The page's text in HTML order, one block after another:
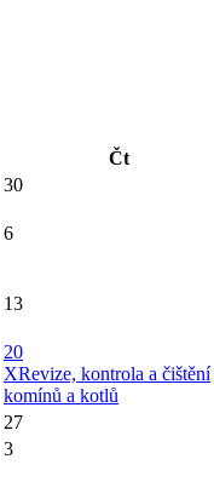
Čt
30
6
13
20
XRevize, kontrola a čištění
komínů a kotlů
27
3